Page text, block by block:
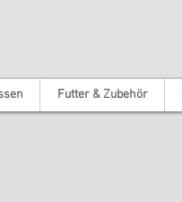
Futter & Zubehör